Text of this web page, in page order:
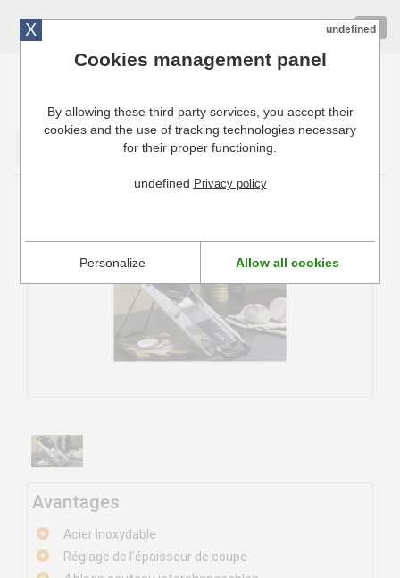
Cuisinresto: Ustensiles de cuisine pour professionnels
Avantages
Acier inoxydable
Réglage de l'épaisseur de coupe
X undefined
Cookies management panel
By allowing these third party services, you accept their
cookies and the use of tracking technologies necessary
for their proper functioning.
undefined Privacy policy
Personalize Allow all cookies